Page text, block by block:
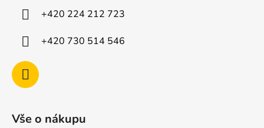
+420 224 212 723
+420 730 514 546
Vše o nákupu